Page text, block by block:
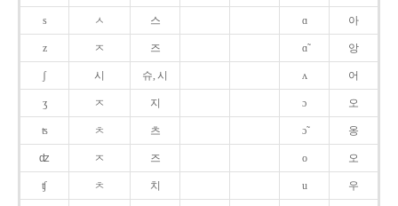
s ㅅ 스 ɑ 아
z ㅈ 즈 ɑ̃ 앙
ʃ 시 슈, 시 ʌ 어
ʒ ㅈ 지 ɔ 오
ʦ ㅊ 츠 ɔ̃ 옹
ʣ ㅈ 즈 o 오
ʧ ㅊ 치 u 우